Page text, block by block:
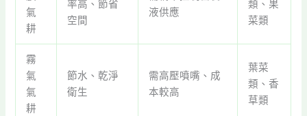
氣
耕
率高、節省
空間
液供應
類、果
菜類
霧
氣
氣
耕
節水、乾淨
衛生
需高壓噴嘴、成
本較高
葉菜
類、香
草類